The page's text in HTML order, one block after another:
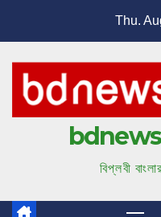
n
Thu.
বিপ্লবী